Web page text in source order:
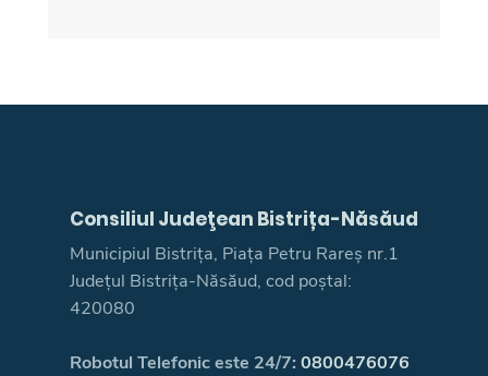
Consiliul Judeţean Bistrița-Năsăud
Municipiul Bistrița, Piața Petru Rareș nr.1
Județul Bistrița-Năsăud, cod poștal:
420080
Robotul Telefonic este 24/7: 0800476076